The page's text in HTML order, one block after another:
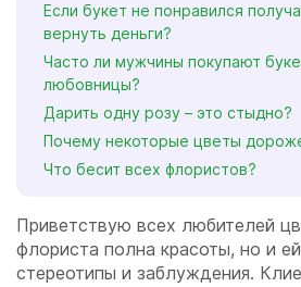
Если букет не понравился
вернуть деньги?
Часто ли мужчины покупают
любовницы?
Дарить одну розу – это стыдно?
Почему некоторые цветы
Что бесит всех флористов?
Приветствую всех любителей
флориста полна красоты, но и
стереотипы и заблуждения.